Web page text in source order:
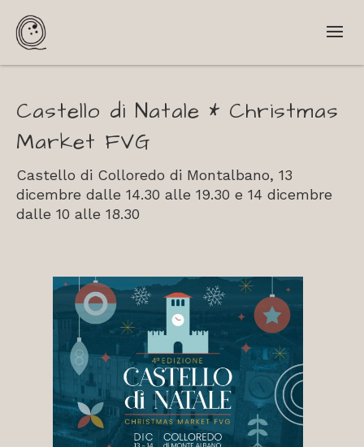
Castello di Natale * Christmas
Market FVG
Castello di Colloredo di Montalbano, 13
dicembre dalle 14.30 alle 19.30 e 14 dicembre
dalle 10 alle 18.30